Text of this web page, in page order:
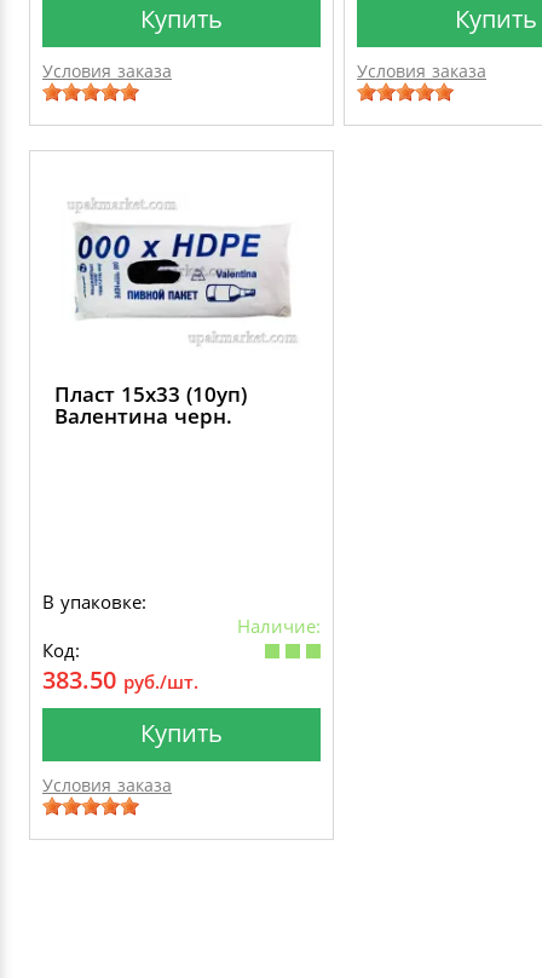
Купить
Условия заказа
Купить
Условия заказа
Пласт 15х33 (10уп)
Валентина черн.
В упаковке:
Наличие:
Код:
383.50 руб./шт.
Купить
Условия заказа